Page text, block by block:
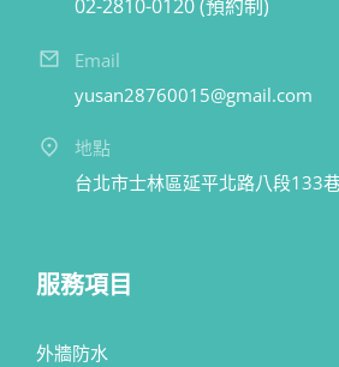
02-2810-0120 (預約制)
Email
yusan28760015@gmail.com
地點
台北市士林區延平北路八段133
服務項目
外牆防水